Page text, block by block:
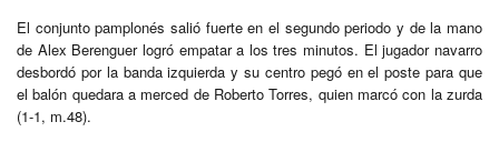
El conjunto pamplonés salió fuerte en el segundo periodo y de la mano
de Alex Berenguer logró empatar a los tres minutos. El jugador navarro
desbordó por la banda izquierda y su centro pegó en el poste para que
el balón quedara a merced de Roberto Torres, quien marcó con la zurda
(1-1, m.48).